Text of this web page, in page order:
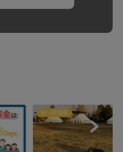
知っ得情報